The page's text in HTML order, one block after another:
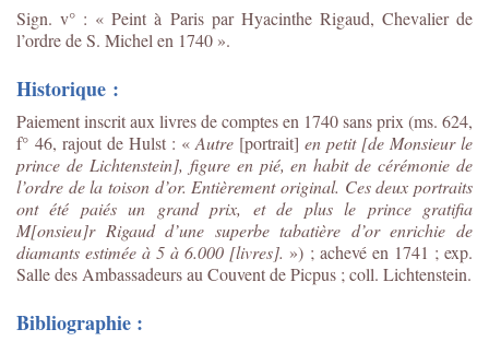
Sign. v° : « Peint à Paris par Hyacinthe Rigaud, Chevalier de
l’ordre de S. Michel en 1740 ».
Historique :
Paiement inscrit aux livres de comptes en 1740 sans prix (ms. 624,
f° 46, rajout de Hulst : «Autre [portrait]en petit [de Monsieurle
prince de Lichtenstein], figure en pié, en habit de cérémonie de
l’ordre de la toison d’or. Entièrement original. Ces deux portraits
ont été paiés un grand prix, et de plus le prince gratifia
M[onsieu]rRigaud d’une superbe tabatière d’or enrichie de
diamants estimée à 5 à 6.000 [livres]. ») ; achevé en 1741 ; exp.
Salle des Ambassadeurs au Couvent de Picpus ; coll. Lichtenstein.
Bibliographie :